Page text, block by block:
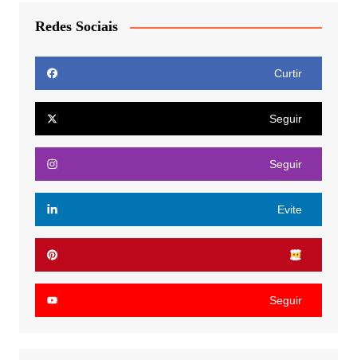
Redes Sociais
Curtir
Seguir
Seguir
Evite
Seguir